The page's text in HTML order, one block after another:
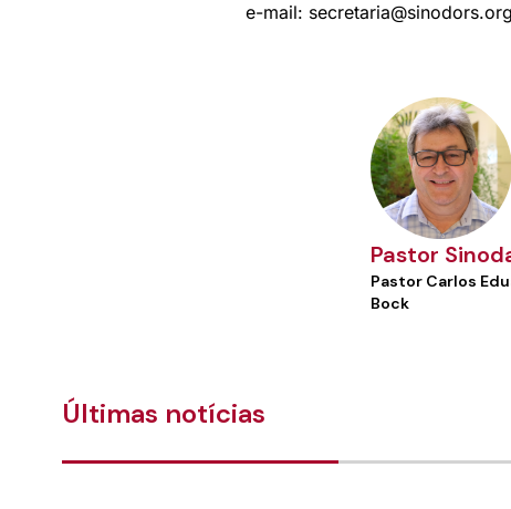
e-mail:
Pastor
Pastor Carlos
Bock
Últimas notícias